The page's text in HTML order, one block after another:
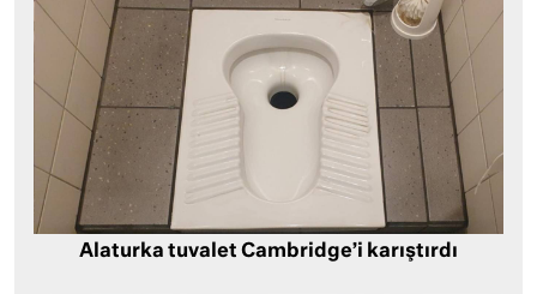
Alaturka tuvalet Cambridge’i karıştırdı